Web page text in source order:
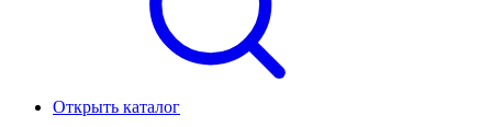
Открыть каталог